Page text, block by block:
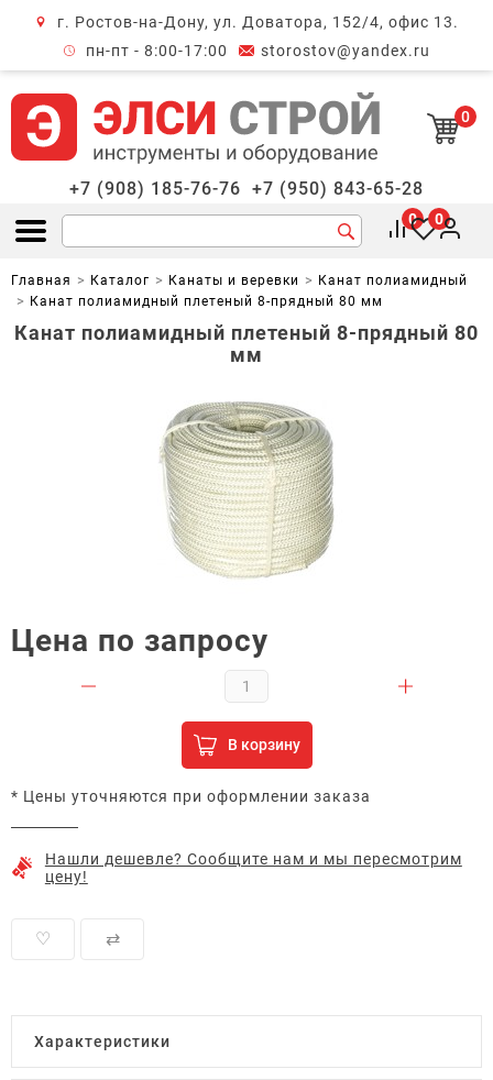
г. Ростов-на-Дону, ул. Доватора, 152/4, офис 13.
пн-пт - 8:00-17:00
storostov@yandex.ru
0
+7 (908) 185-76-76 +7 (950) 843-65-28
Открыть меню
0 0
Главная Каталог Канаты и веревки
Канат полиамидный
Канат полиамидный плетеный 8-прядный 80 мм
Канат полиамидный плетеный 8-прядный 80
мм
Цена по запросу
В корзину
* Цены уточняются при оформлении заказа
Нашли дешевле? Сообщите нам и мы пересмотрим
цену!
♡ ⇄
Характеристики